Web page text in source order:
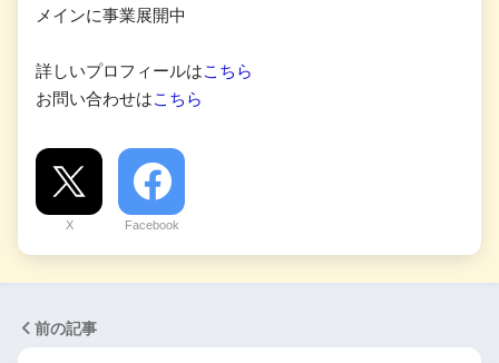
メインに事業展開中
詳しいプロフィールはこちら
お問い合わせはこちら
X Facebook
前の記事